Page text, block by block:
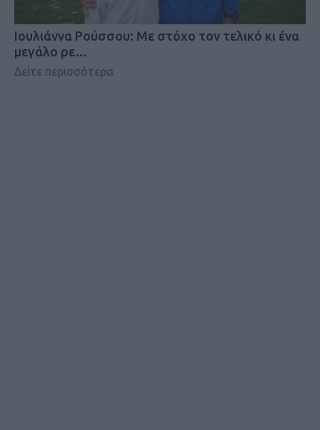
Iουλιάννα Ρούσσου: Με στόχο τον τελικό κι ένα
μεγάλο ρε…
Δείτε περισσότερα